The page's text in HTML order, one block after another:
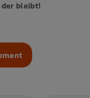
bleibt!